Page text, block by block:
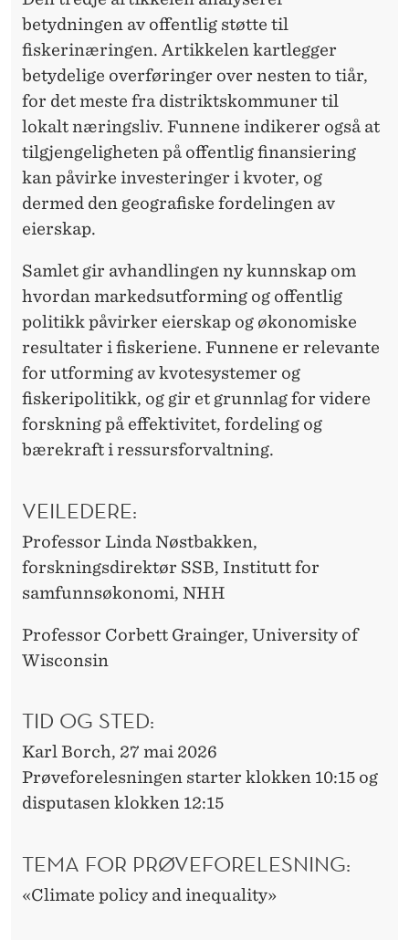
betydningen av offentlig støtte til
fiskerinæringen. Artikkelen kartlegger
betydelige overføringer over nesten to tiår,
for det meste fra distriktskommuner til
lokalt næringsliv. Funnene indikerer også at
tilgjengeligheten på offentlig finansiering
kan påvirke investeringer i kvoter, og
dermed den geografiske fordelingen av
eierskap.
Samlet gir avhandlingen ny kunnskap om
hvordan markedsutforming og offentlig
politikk påvirker eierskap og økonomiske
resultater i fiskeriene. Funnene er relevante
for utforming av kvotesystemer og
fiskeripolitikk, og gir et grunnlag for videre
forskning på effektivitet, fordeling og
bærekraft i ressursforvaltning.
VEILEDERE:
Professor Linda Nøstbakken,
forskningsdirektør SSB, Institutt for
samfunnsøkonomi, NHH
Professor Corbett Grainger, University of
Wisconsin
TID OG STED:
Karl Borch, 27 mai 2026
Prøveforelesningen starter klokken 10:15 og
disputasen klokken 12:15
TEMA FOR PRØVEFORELESNING:
«Climate policy and inequality»